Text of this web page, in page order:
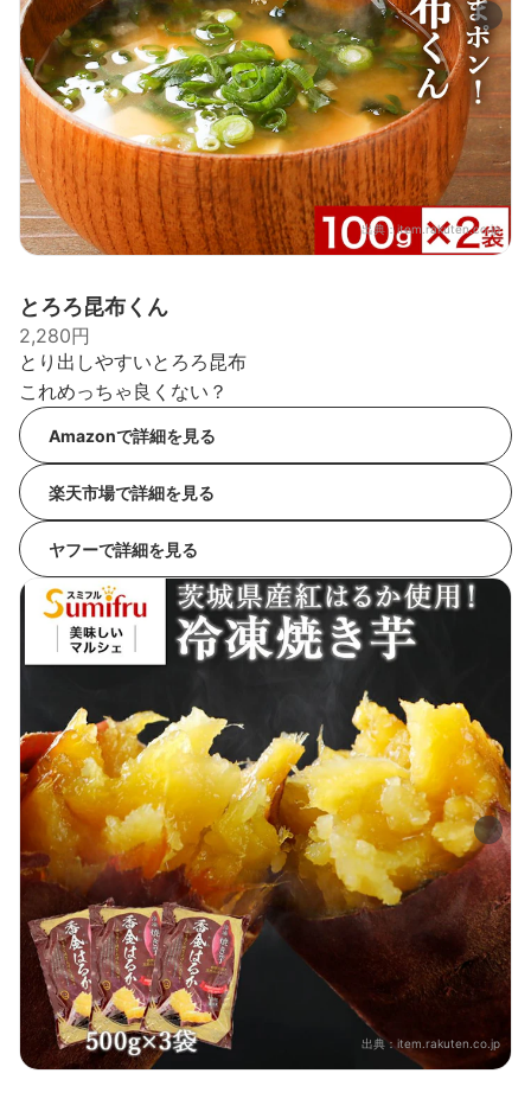
出典：item.rakuten.co.jp
とろろ昆布くん
2,280円
とり出しやすいとろろ昆布
これめっちゃ良くない？
Amazonで詳細を見る
楽天市場で詳細を見る
ヤフーで詳細を見る
出典： item.rakuten.co.jp